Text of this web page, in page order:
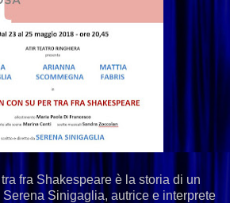
fra Shakespeare è la storia di un
Serena Sinigaglia, autrice e interprete